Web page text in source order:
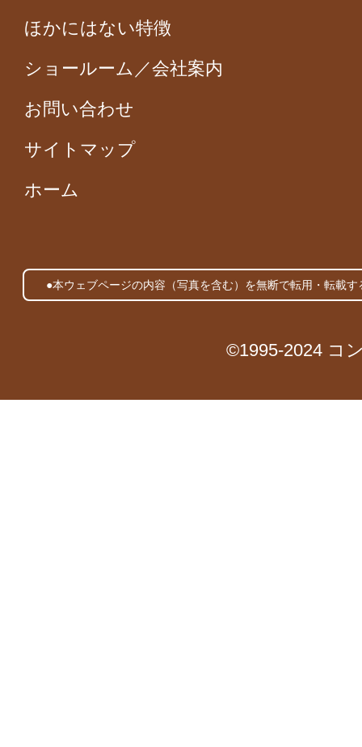
ほかにはない特徴
ショールーム／会社案内
お問い合わせ
サイトマップ
ホーム
●本ウェブページの内容（写真を含む）を無断で転用・転載
©1995-2024 コ